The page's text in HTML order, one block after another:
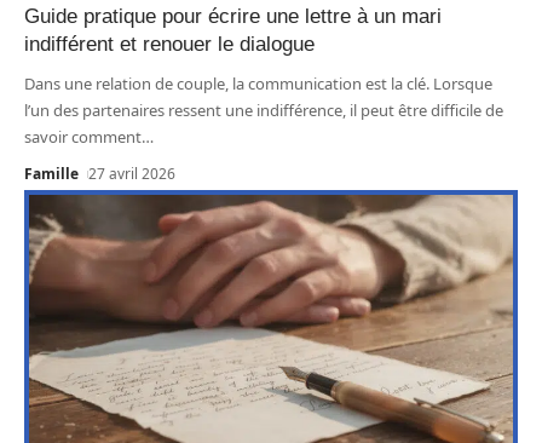
Guide pratique pour écrire une lettre à un mari
indifférent et renouer le dialogue
Dans une relation de couple, la communication est la clé. Lorsque
l’un des partenaires ressent une indifférence, il peut être difficile de
savoir comment…
Famille 27 avril 2026